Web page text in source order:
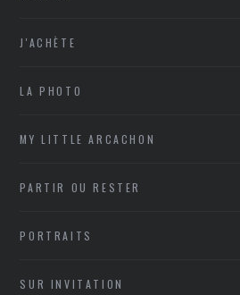
J'ACHÈTE
LA PHOTO
MY LITTLE ARCACHON
PARTIR OU RESTER
PORTRAITS
SUR INVITATION